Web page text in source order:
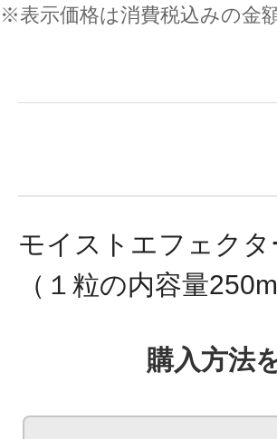
メイク
ファッ
※表示価格は消費税込みの金
モイストエフェク
（１粒の内容量
購入方法